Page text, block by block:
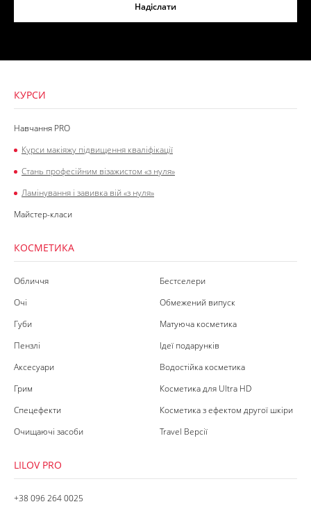
Надіслати
КУРСИ
Навчання PRO
Курси макіяжу підвищення кваліфікації
Стань професійним візажистом «з нуля»
Ламінування і завивка вій «з нуля»
Майстер-класи
КОСМЕТИКА
Обличчя
Очі
Губи
Пензлі
Аксесуари
Грим
Спецефекти
Очищаючі засоби
Бестселери
Обмежений випуск
Матуюча косметика
Ідеї подарунків
Водостійка косметика
Косметика для Ultra HD
Косметика з ефектом другої шкіри
Travel Версії
LILOV PRO
+38 096 264 0025